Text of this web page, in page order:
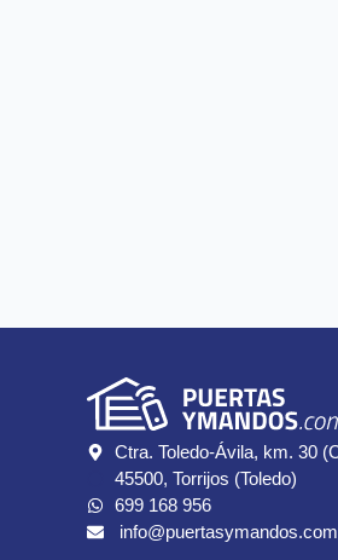
Ctra. Toledo-Ávila, km. 30
45500, Torrijos (Toledo)
699 168 956
info@puertasymandos.com